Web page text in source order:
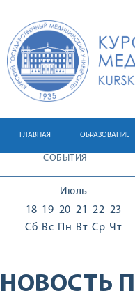
ГЛАВНАЯ ОБРАЗОВАНИЕ
СОБЫТИЯ
Июль
18
Сб
19
Вс
20
Пн
21
Вт
22
Ср
23
Чт
НОВОСТЬ